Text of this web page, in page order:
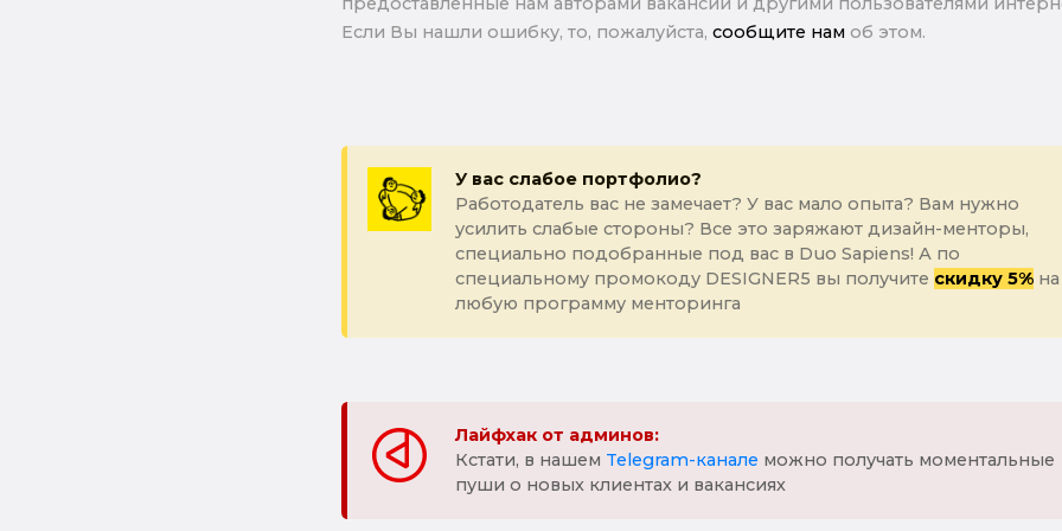
Если Вы нашли ошибку, то, пожалуйста, сообщите нам об этом.
У вас слабое портфолио?
Работодатель вас не замечает? У вас мало опыта? Вам нужно
усилить слабые стороны? Все это заряжают дизайн-менторы,
специально подобранные под вас в Duo Sapiens! А по
специальному промокоду DESIGNER5 вы получите скидку 5%на
любую программу менторинга
Лайфхак от админов:
Кстати, в нашем Telegram-канале можно получать моментальные
пуши о новых клиентах и вакансиях